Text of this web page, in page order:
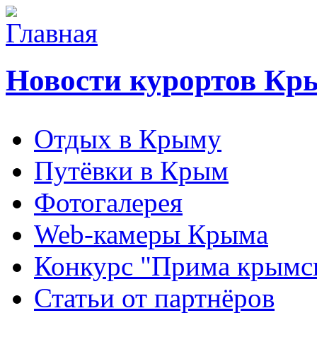
Новости курортов
Отдых в Крыму
Путёвки в Крым
Фотогалерея
Web-камеры Крыма
Конкурс "Прима
Статьи от партнёров